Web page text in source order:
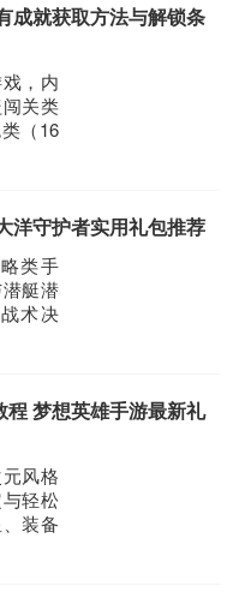
析。
地
成就获取方法与解锁条
，内
关类
（16
需投
戏资
洋守护者实用礼包推荐
类手
艇潜
术决
抗，
注重
中的
程 梦想英雄手游最新礼
风格
轻松
装备
挂机